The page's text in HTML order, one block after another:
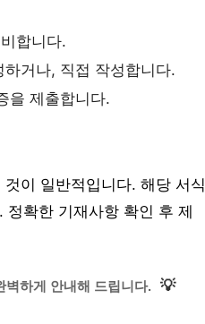
합니다.
거나, 직접 작성합니다.
을 제출합니다.
이 일반적입니다. 해당 서식
확한 기재사항 확인 후 제
벽하게 안내해 드립니다. 💡